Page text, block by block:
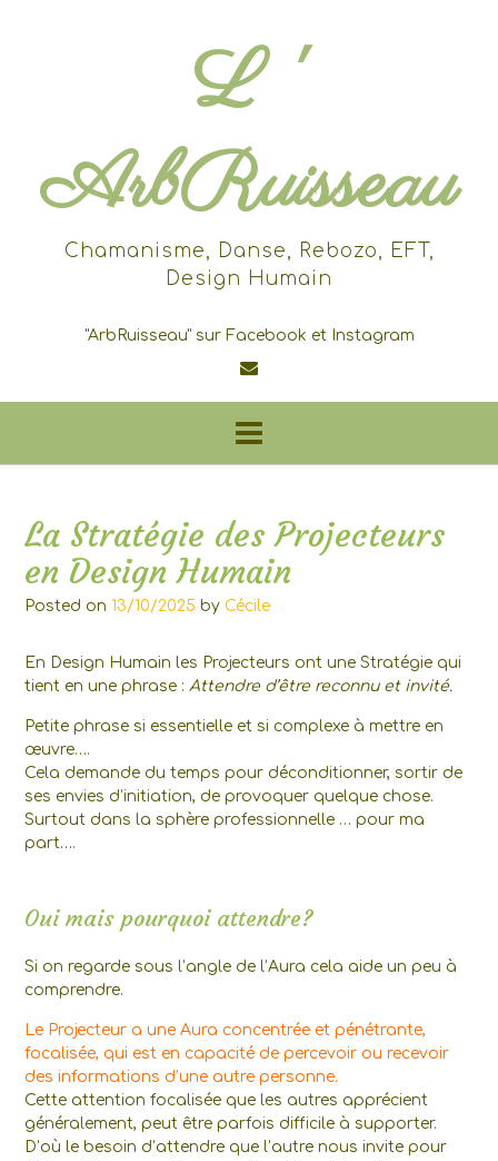
L '
ArbRuisseau
Chamanisme, Danse, Rebozo, EFT,
Design Humain
"ArbRuisseau" sur Facebook et Instagram
La Stratégie des Projecteurs
en Design Humain
Posted on 13/10/2025 by Cécile
En Design Humain les Projecteurs ont une Stratégie qui
tient en une phrase : Attendre d’être reconnu et invité.
Petite phrase si essentielle et si complexe à mettre en
œuvre….
Cela demande du temps pour déconditionner, sortir de
ses envies d’initiation, de provoquer quelque chose.
Surtout dans la sphère professionnelle … pour ma
part….
Oui mais pourquoi attendre?
Si on regarde sous l’angle de l’Aura cela aide un peu à
comprendre.
Le Projecteur a une Aura concentrée et pénétrante,
focalisée, qui est en capacité de percevoir ou recevoir
des informations d’une autre personne.
Cette attention focalisée que les autres apprécient
généralement, peut être parfois difficile à supporter.
D’où le besoin d’attendre que l’autre nous invite pour